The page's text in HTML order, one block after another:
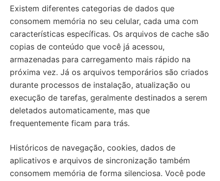
Existem diferentes categorias de dados que
consomem memória no seu celular, cada uma com
características específicas. Os arquivos de cache são
copias de conteúdo que você já acessou,
armazenadas para carregamento mais rápido na
próxima vez. Já os arquivos temporários são criados
durante processos de instalação, atualização ou
execução de tarefas, geralmente destinados a serem
deletados automaticamente, mas que
frequentemente ficam para trás.
Históricos de navegação, cookies, dados de
aplicativos e arquivos de sincronização também
consomem memória de forma silenciosa. Você pode